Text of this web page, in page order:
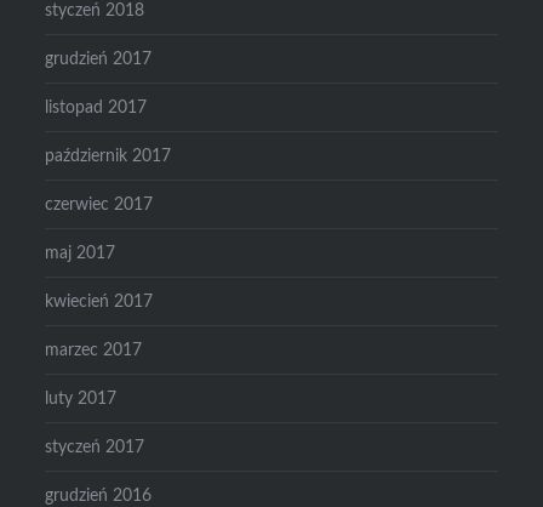
styczeń 2018
grudzień 2017
listopad 2017
październik 2017
czerwiec 2017
maj 2017
kwiecień 2017
marzec 2017
luty 2017
styczeń 2017
grudzień 2016